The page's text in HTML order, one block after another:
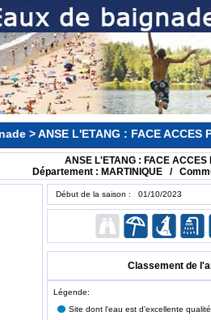
> ANSE L'ETANG : FACE ACCES
ANSE L'ETANG : FACE ACCES
Département : MARTINIQUE /
Début de la saison : 01/10/2023
Classement de
Légende:
Site dont l'eau est d'excellente qualité